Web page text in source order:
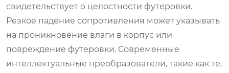
свидетельствует о целостности футеровки.
Резкое падение сопротивления может указывать
на проникновение влаги в корпус или
повреждение футеровки. Современные
интеллектуальные преобразователи, такие как те,